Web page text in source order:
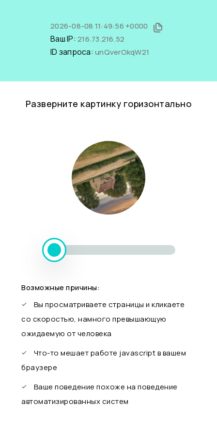
2026-08-08 11:49:56 +0000
Ваш IP: 216.73.216.52
ID запроса: unQverOkqW21
Разверните картинку горизонтально
Возможные причины:
Вы просматриваете страницы и кликаете
со скоростью, намного превышающую
ожидаемую от человека
Что-то мешает работе javascript в вашем
браузере
Ваше поведение похоже на поведение
автоматизированных систем